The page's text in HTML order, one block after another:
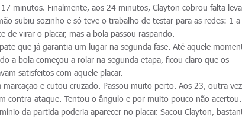
minutos. Finalmente, aos 24 minutos, Clayton cobrou falta
subiu sozinho e só teve o trabalho de testar para as redes: 1 a
de virar o placar, mas a bola passou raspando.
que já garantia um lugar na segunda fase. Até aquele
a bola começou a rolar na segunda etapa, ficou claro que os
satisfeitos com aquele placar.
e cutou cruzado. Passou muito perto. Aos 23, outra
contra-ataque. Tentou o ângulo e por muito pouco não acertou.
da partida poderia aparecer no placar. Sacou Clayton,